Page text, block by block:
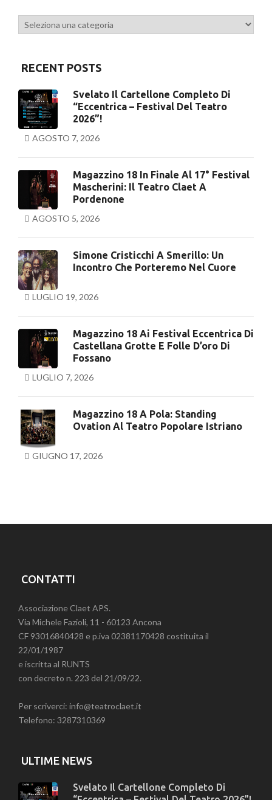
Categorie
RECENT POSTS
Svelato Il Cartellone Completo Di
“Eccentrica – Festival Del Teatro
2026”!
AGOSTO 7, 2026
Magazzino 18 In Finale Al 17° Festival
Mascherini: Il Teatro Claet A
Pordenone
AGOSTO 5, 2026
Simone Cristicchi A Smerillo: Un
Incontro Che Porteremo Nel Cuore
LUGLIO 19, 2026
Magazzino 18 Ai Festival Eccentrica Di
Castellana Grotte E Folle D’oro Di
Fossano
LUGLIO 7, 2026
Magazzino 18 A Pola: Standing
Ovation Al Teatro Popolare Istriano
GIUGNO 17, 2026
CONTATTI
Associazione Claet APS.
Via Michele Fazioli, 11 - 60123 Ancona
CF 93016840428 e p.iva 02381170428 costituita il
22/01/1987
e iscritta al RUNTS
con decreto n. 223 del 21/09/22.
Per scriverci: info@teatroclaet.it
Telefono: 3287310369
ULTIME NEWS
Svelato Il Cartellone Completo Di